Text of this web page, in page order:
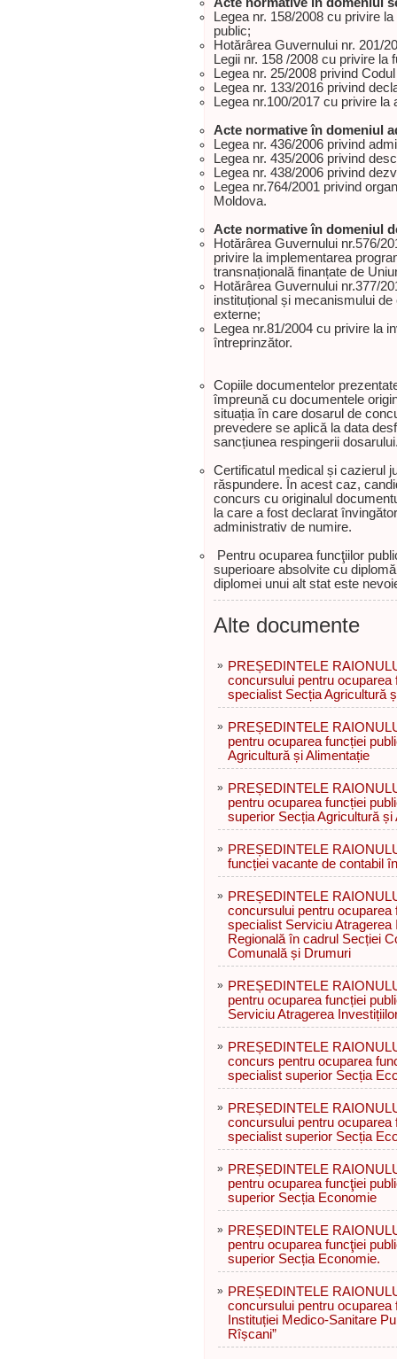
Legea nr. 158/2008 cu privire
public;
Hotărârea Guvernului nr. 201/
Legii nr. 158 /2008 cu privire
Legea nr. 25/2008 privind
Legea nr. 133/2016 privind
Legea nr.100/2017 cu privire la
Acte normative în domeniul
Legea nr. 436/2006 privind
Legea nr. 435/2006 privind
Legea nr. 438/2006 privind
Legea nr.764/2001 privind
Moldova.
Acte normative în domeniul
Hotărârea Guvernului nr.576/
privire la implementarea
transnațională finanțate de
Hotărârea Guvernului nr.377/
instituțional și mecanismului
externe;
Legea nr.81/2004 cu privire la
întreprinzător.
Copiile documentelor
împreună cu documentele
situația în care dosarul de
prevedere se aplică la data
sancțiunea respingerii
Certificatul medical și cazierul
răspundere. În acest caz,
concurs cu originalul
la care a fost declarat
administrativ de numire.
Pentru ocuparea funcţiilor
superioare absolvite cu
diplomei unui alt stat este
Alte documente
» PREȘEDINTELE
concursului pentru
specialist Secția Agricultură
» PREȘEDINTELE
pentru ocuparea funcției
Agricultură și Alimentație
» PREȘEDINTELE
pentru ocuparea funcției
superior Secția Agricultură și
» PREȘEDINTELE
funcției vacante de contabil
» PREȘEDINTELE
concursului pentru
specialist Serviciu
Regională în cadrul Secției
Comunală și Drumuri
» PREȘEDINTELE
pentru ocuparea funcției
Serviciu Atragerea
» PREȘEDINTELE
concurs pentru ocuparea
specialist superior Secția
» PREȘEDINTELE
concursului pentru
specialist superior Secția
» PREȘEDINTELE
pentru ocuparea funcţiei
superior Secția Economie
» PREȘEDINTELE
pentru ocuparea funcţiei
superior Secția Economie.
» PREȘEDINTELE
concursului pentru
Instituției Medico-Sanitare
Rîșcani”